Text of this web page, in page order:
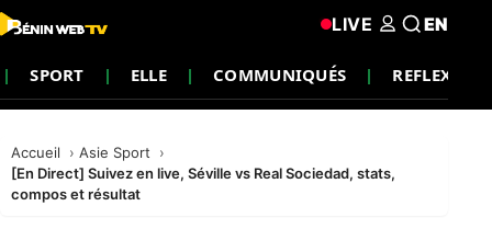
SPORT ELLE COMMUNIQUÉS REFLEXION
LIVE EN
Accueil
Asie Sport
[En Direct] Suivez en live, Séville vs Real Sociedad, stats,
compos et résultat